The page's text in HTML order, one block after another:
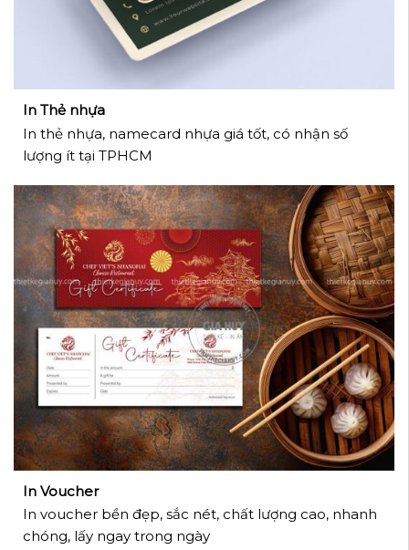
In Thẻ nhựa
In thẻ nhựa, namecard nhựa giá tốt, có nhận số
lượng ít tại TPHCM
In Voucher
In voucher bền đẹp, sắc nét, chất lượng cao, nhanh
chóng, lấy ngay trong ngày